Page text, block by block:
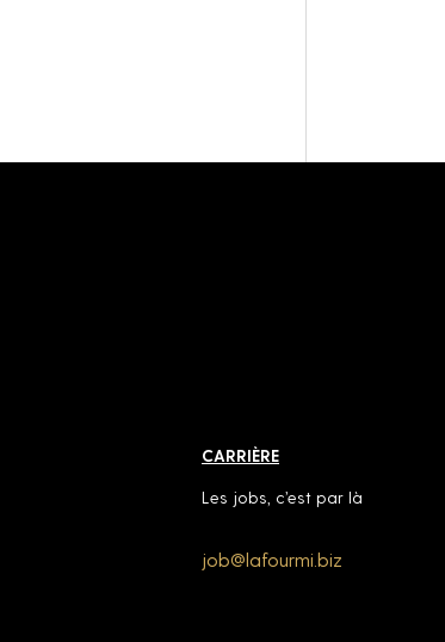
CARRIÈRE
Les jobs, c’est par là
job@lafourmi.biz